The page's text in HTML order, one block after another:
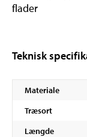
flader
Teknisk
Materiale
Træsort
Længde